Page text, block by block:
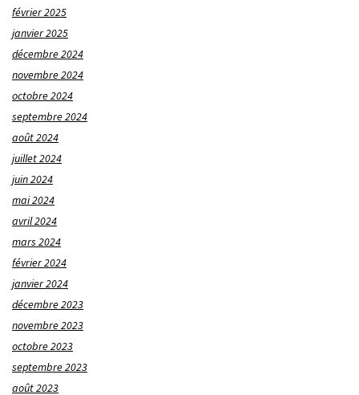
février 2025
janvier 2025
décembre 2024
novembre 2024
octobre 2024
septembre 2024
août 2024
juillet 2024
juin 2024
mai 2024
avril 2024
mars 2024
février 2024
janvier 2024
décembre 2023
novembre 2023
octobre 2023
septembre 2023
août 2023